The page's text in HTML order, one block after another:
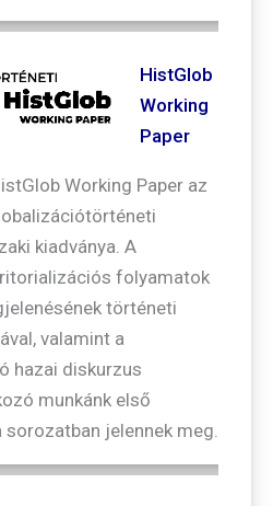
HistGlob
Working
Paper
Working Paper az
kiadványa. A
folyamatok
történeti
valamint a
hazai diskurzus
munkánk első
sorozatban jelennek meg.